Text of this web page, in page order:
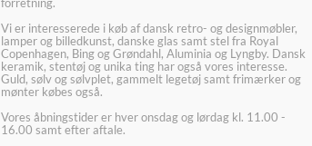
Vi er interesserede i køb af dansk retro- og designmøbler,
lamper og billedkunst, danske glas samt stel fra Royal
Copenhagen, Bing og Grøndahl, Aluminia og Lyngby. Dansk
keramik, stentøj og unika ting har også vores interesse.
Guld, sølv og sølvplet, gammelt legetøj samt frimærker og
mønter købes også.
Vores åbningstider er hver onsdag og lørdag kl. 11.00 -
16.00 samt efter aftale.